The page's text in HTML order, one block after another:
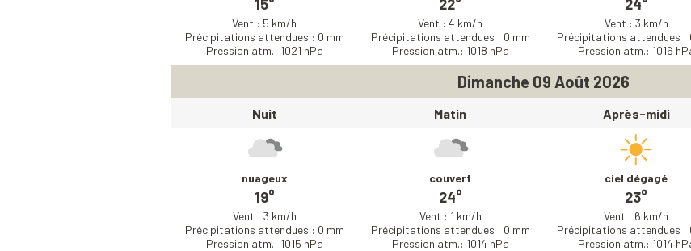
15°
Vent : 5 km/h
Précipitations attendues : 0 mm
Pression atm.: 1021 hPa
22°
Vent : 4 km/h
Précipitations attendues : 0 mm
Pression atm.: 1018 hPa
24°
Vent : 3 km/h
Précipitations attendues :
Pression atm.: 1016
Dimanche 09 Août 2026
Nuit
nuageux
19°
Vent : 3 km/h
Précipitations attendues : 0 mm
Pression atm.: 1015 hPa
Matin
couvert
24°
Vent : 1 km/h
Précipitations attendues : 0 mm
Pression atm.: 1014 hPa
Après-midi
ciel dégagé
23°
Vent : 6 km/h
Précipitations attendues :
Pression atm.: 1014